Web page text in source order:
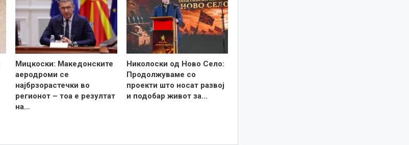
Мицкоски: Македонските
аеродроми се
најбрзорастечки во
регионот – тоа е резултат
на…
Николоски од Ново Село:
Продолжуваме со
проекти што носат развој
и подобар живот за…